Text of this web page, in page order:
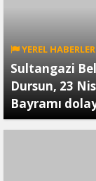
YEREL HABERLER
Sultangazi
Dursun, 23
Bayramı